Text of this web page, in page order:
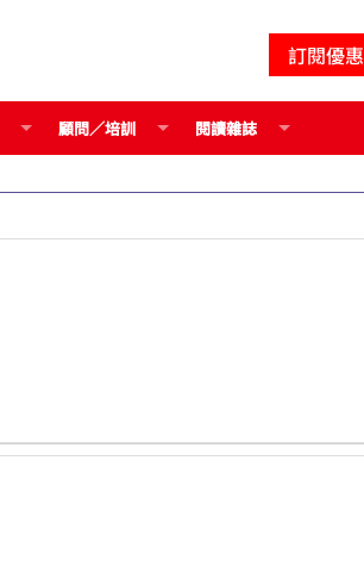
訂閱優惠
顧問／培訓 閱讀雜誌